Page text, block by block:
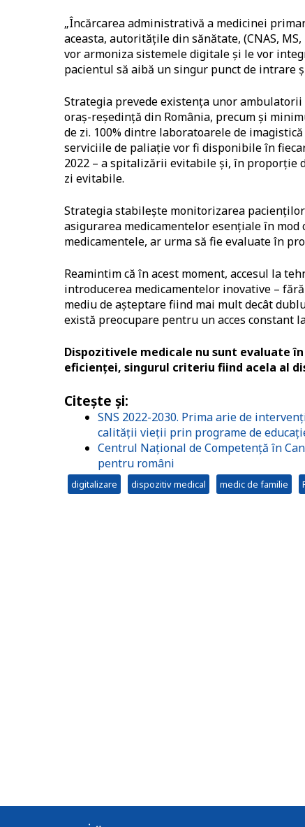
„Încărcarea administrativă a medicinei
aceasta, autoritățile din sănătate, (CNAS,
vor armoniza sistemele digitale și le vor
pacientul să aibă un singur punct de intrare
Strategia prevede existența unor
oraș-reședință din România, precum și
de zi. 100% dintre laboratoarele de
serviciile de paliație vor fi disponibile în
2022 – a spitalizării evitabile și, în proporție
zi evitabile.
Strategia stabilește monitorizarea
asigurarea medicamentelor esențiale în
medicamentele, ar urma să fie evaluate în
Reamintim că în acest moment, accesul la
introducerea medicamentelor inovative –
mediu de așteptare fiind mai mult decât
există preocupare pentru un acces constant
Dispozitivele medicale nu sunt evaluate
eficienței, singurul criteriu fiind acela al
Citește și:
SNS 2022-2030. Prima arie de
calității vieții prin programe de
Centrul Național de Competență în
pentru români
digitalizare dispozitiv medical medic de familie